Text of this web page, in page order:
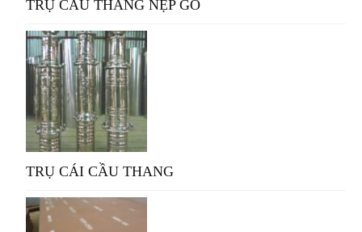
TRỤ CẦU THANG NẸP GỖ
TRỤ CÁI CẦU THANG